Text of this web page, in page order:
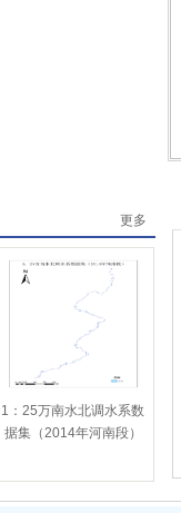
更多
1：25万南水北调水系数
据集（2014年河南段）